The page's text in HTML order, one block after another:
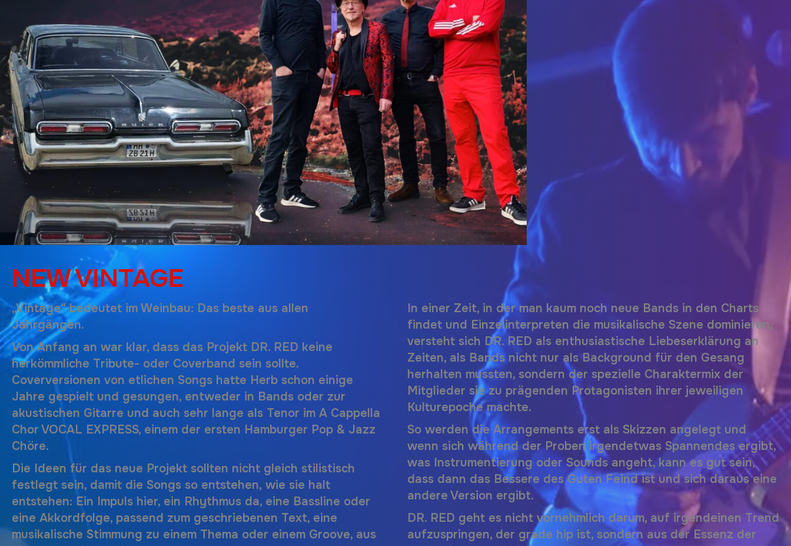
NEW VINTAGE
„Vintage“ bedeutet im Weinbau: Das beste aus allen
Jahrgängen.
Von Anfang an war klar, dass das Projekt DR. RED keine
herkömmliche Tribute- oder Coverband sein sollte.
Coverversionen von etlichen Songs hatte Herb schon einige
Jahre gespielt und gesungen, entweder in Bands oder zur
akustischen Gitarre und auch sehr lange als Tenor im A Cappella
Chor VOCAL EXPRESS, einem der ersten Hamburger Pop & Jazz
Chöre.
Die Ideen für das neue Projekt sollten nicht gleich stilistisch
festlegt sein, damit die Songs so entstehen, wie sie halt
entstehen: Ein Impuls hier, ein Rhythmus da, eine Bassline oder
eine Akkordfolge, passend zum geschriebenen Text, eine
musikalische Stimmung zu einem Thema oder einem Groove, aus
In einer Zeit, in der man kaum noch neue Bands in den Charts
findet und Einzelinterpreten die musikalische Szene dominieren,
versteht sich DR. RED als enthusiastische Liebeserklärung an
Zeiten, als Bands nicht nur als Background für den Gesang
herhalten mussten, sondern der spezielle Charaktermix der
Mitglieder sie zu prägenden Protagonisten ihrer jeweiligen
Kulturepoche machte.
So werden die Arrangements erst als Skizzen angelegt und
wenn sich während der Proben irgendetwas Spannendes ergibt,
was Instrumentierung oder Sounds angeht, kann es gut sein,
dass dann das Bessere des Guten Feind ist und sich daraus eine
andere Version ergibt.
DR. RED geht es nicht vornehmlich darum, auf irgendeinen Trend
aufzuspringen, der grade hip ist, sondern aus der Essenz der